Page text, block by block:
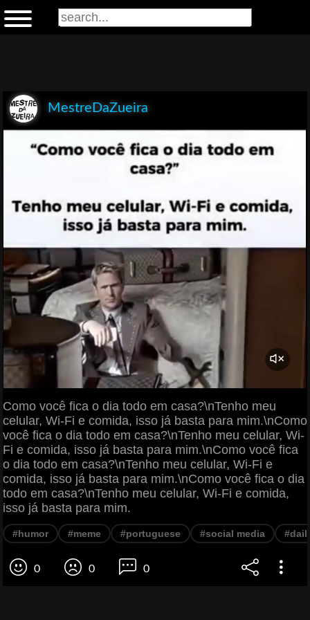
MestreDaZueira
Como você fica o dia todo em casa?\nTenho meu
celular, Wi-Fi e comida, isso já basta para mim.\nComo
você fica o dia todo em casa?\nTenho meu celular, Wi-
Fi e comida, isso já basta para mim.\nComo você fica
o dia todo em casa?\nTenho meu celular, Wi-Fi e
comida, isso já basta para mim.\nComo você fica o dia
todo em casa?\nTenho meu celular, Wi-Fi e comida,
isso já basta para mim.
#humor #meme #portuguese #social media
0 0 0